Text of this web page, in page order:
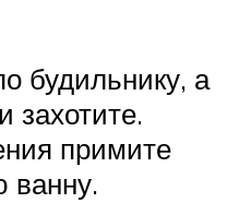
будильнику, а
захотите.
примите
ванну.